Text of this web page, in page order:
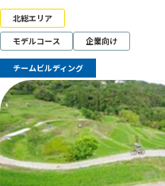
北総エリア
モデルコース
企業向け
チームビルディング